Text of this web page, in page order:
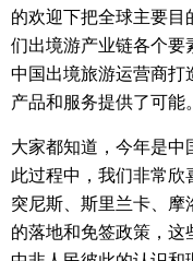
的欢迎下把全球主要
们出境游产业链各个要
中国出境旅游运营商打
产品和服务提供了可能。
大家都知道，今年是中
此过程中，我们非常欣
突尼斯、斯里兰卡、
的落地和免签政策，这